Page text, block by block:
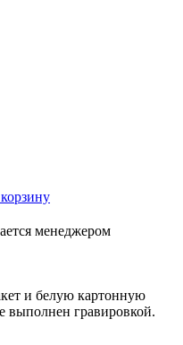
менеджером
и белую картонную
выполнен гравировкой.